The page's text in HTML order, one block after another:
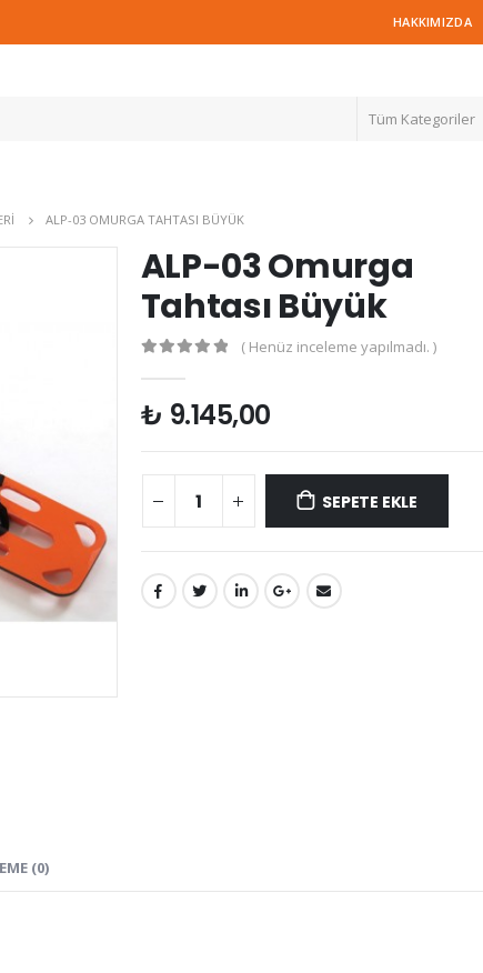
HAKKIMIZDA
Tüm Kategoriler
ALP-03 OMURGA TAHTASI BÜYÜK
ALP-03 Omurga
Tahtası Büyük
( Henüz inceleme yapılmadı. )
₺ 9.145,00
SEPETE EKLE
(0)